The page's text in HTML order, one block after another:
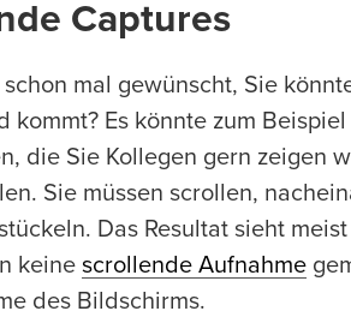
Captures
schon mal gewünscht, Sie
kommt? Es könnte zum
die Sie Kollegen gern zeigen
Sie müssen scrollen,
Das Resultat sieht
keine scrollende Aufnahme
des Bildschirms.